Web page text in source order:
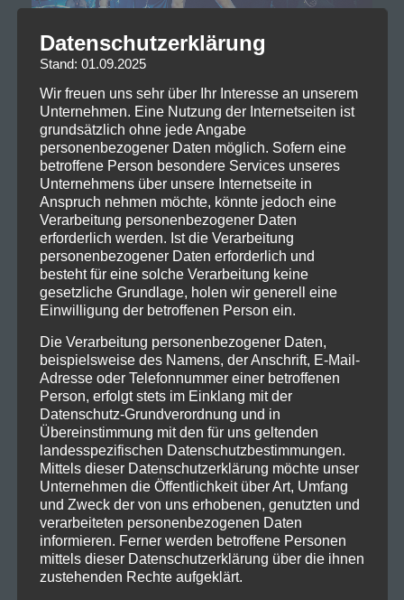
Datenschutzerklärung
Stand: 01.09.2025
Wir freuen uns sehr über Ihr Interesse an unserem
Unternehmen. Eine Nutzung der Internetseiten ist
grundsätzlich ohne jede Angabe
personenbezogener Daten möglich. Sofern eine
betroffene Person besondere Services unseres
Unternehmens über unsere Internetseite in
Anspruch nehmen möchte, könnte jedoch eine
Verarbeitung personenbezogener Daten
erforderlich werden. Ist die Verarbeitung
personenbezogener Daten erforderlich und
besteht für eine solche Verarbeitung keine
gesetzliche Grundlage, holen wir generell eine
Einwilligung der betroffenen Person ein.
Die Verarbeitung personenbezogener Daten,
beispielsweise des Namens, der Anschrift, E-Mail-
Adresse oder Telefonnummer einer betroffenen
Person, erfolgt stets im Einklang mit der
Datenschutz-Grundverordnung und in
Übereinstimmung mit den für uns geltenden
landesspezifischen Datenschutzbestimmungen.
Mittels dieser Datenschutzerklärung möchte unser
Unternehmen die Öffentlichkeit über Art, Umfang
und Zweck der von uns erhobenen, genutzten und
verarbeiteten personenbezogenen Daten
informieren. Ferner werden betroffene Personen
mittels dieser Datenschutzerklärung über die ihnen
zustehenden Rechte aufgeklärt.